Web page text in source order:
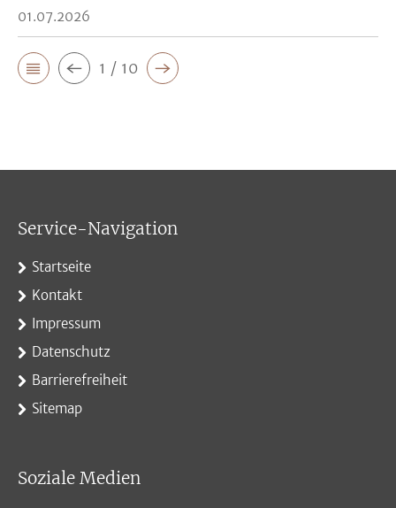
01.07.2026
1 / 10
Service-Navigation
Startseite
Kontakt
Impressum
Datenschutz
Barrierefreiheit
Sitemap
Soziale Medien